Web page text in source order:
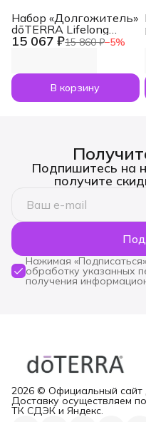
15 067 ₽15 860 ₽−5%
Набор «Долгожитель»
dōTERRA Lifelong
Vitality Pack, 3x120
В корзину
Подпишитесь на
получите
Нажимая
обработку указанных
получения
2026 © Официальный сайт
Доставку осуществляем
ТК СДЭК и Яндекс.